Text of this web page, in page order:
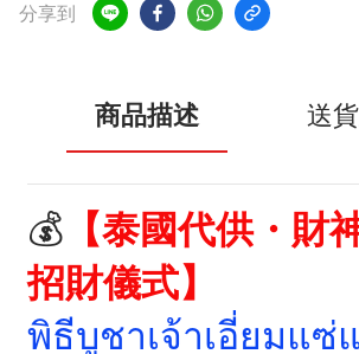
分享到
商品描述
送
💰 【泰國代供・財
招財儀式】
พิธีบูชาเจ้าเอี่ยมแซ่